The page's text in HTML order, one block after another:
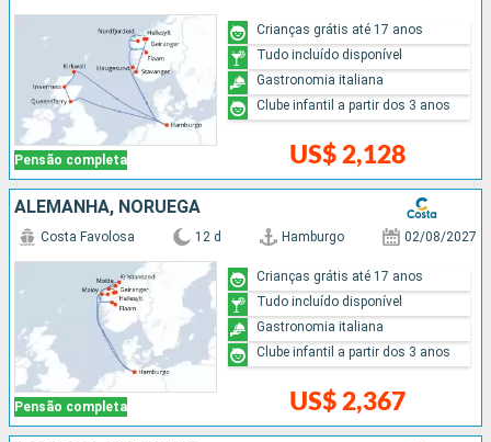
Pensão completa US$ 2,128
Crianças grátis até 17 anos
Tudo incluído disponível
Gastronomia italiana
Clube infantil a partir dos 3 anos
ALEMANHA, NORUEGA
Pensão completa
Costa Favolosa 12 d Hamburgo 02/08/2027
US$ 2,367
Crianças grátis até 17 anos
Tudo incluído disponível
Gastronomia italiana
Clube infantil a partir dos 3 anos